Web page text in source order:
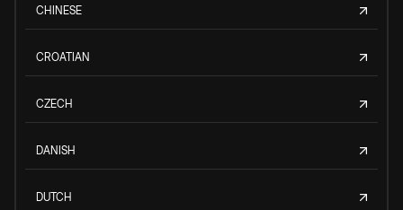
CHINESE
CROATIAN
CZECH
DANISH
DUTCH